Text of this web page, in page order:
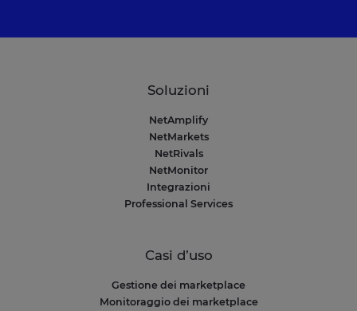
Soluzioni
NetAmplify
NetMarkets
NetRivals
NetMonitor
Integrazioni
Professional Services
Casi d’uso
Gestione dei marketplace
Monitoraggio dei marketplace